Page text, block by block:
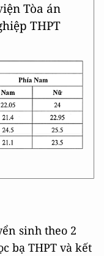
Tòa án
THPT
sinh theo 2
bạ THPT và kết